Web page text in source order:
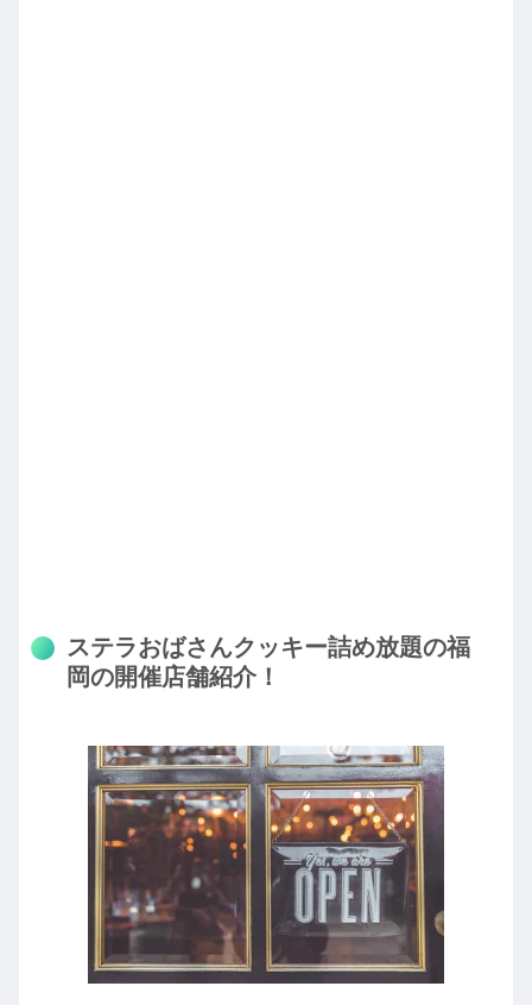
ステラおばさんクッキー詰め放題の福
岡の開催店舗紹介！